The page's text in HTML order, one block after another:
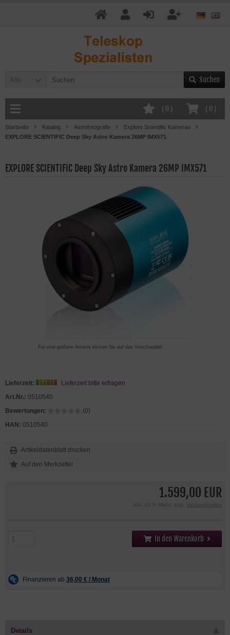
Alle Suchen
( 0 )
( 0 )
Startseite Katalog Astrofotografie
Explore Scientific Kameras
EXPLORE SCIENTIFIC Deep Sky Astro Kamera 26MP IMX571
EXPLORE SCIENTIFIC Deep Sky Astro Kamera 26MP IMX571
Für eine größere Ansicht klicken Sie auf das Vorschaubild
1.599,00 EUR
inkl. 19 % MwSt. zzgl. Versandkosten
In den Warenkorb
Lieferzeit:
Lieferzeit bitte erfragen
Art.Nr.: 0510540
Bewertungen:
(0)
HAN: 0510540
Artikeldatenblatt drucken
Details